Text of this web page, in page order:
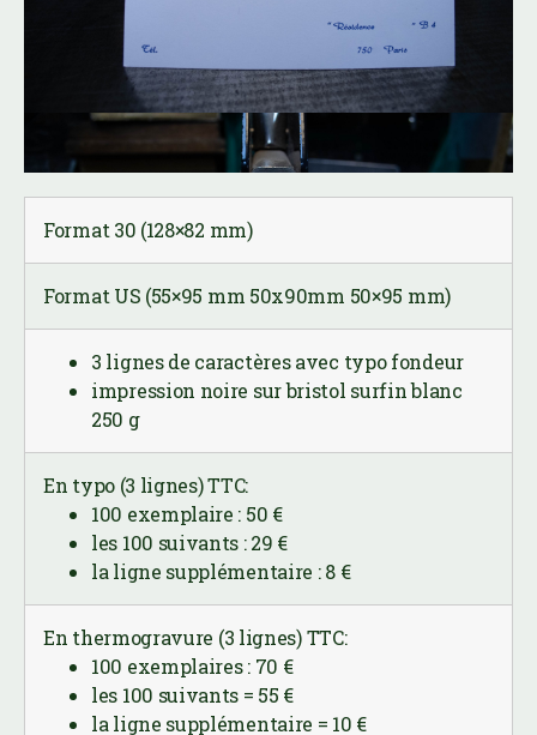
Format 30 (128×82 mm)
Format US (55×95 mm 50x90mm 50×95 mm)
3 lignes de caractères avec typo fondeur
impression noire sur bristol surfin blanc
250 g
En typo (3 lignes) TTC:
100 exemplaire : 50 €
les 100 suivants : 29 €
la ligne supplémentaire : 8 €
En thermogravure (3 lignes) TTC:
100 exemplaires : 70 €
les 100 suivants = 55 €
la ligne supplémentaire = 10 €